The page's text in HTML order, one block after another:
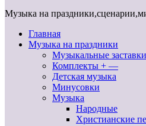
Музыка на
Главная
Музыка на праздники
Музыкальные
Комплекты + —
Детская музыка
Минусовки
Музыка
Народные
Христианские